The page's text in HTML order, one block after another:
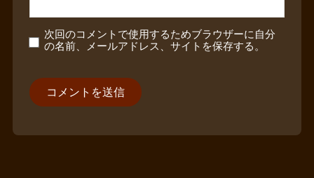
次回のコメントで使用するためブラウザーに自分
の名前、メールアドレス、サイトを保存する。